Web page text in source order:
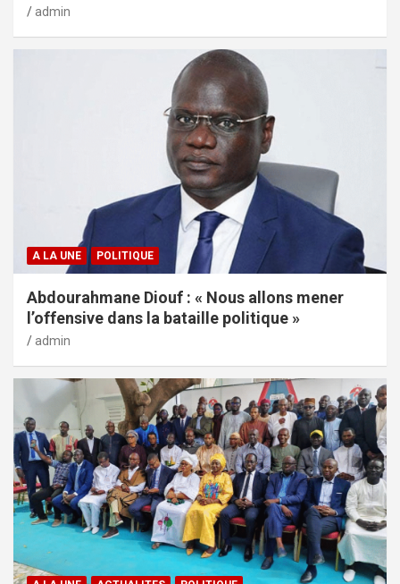
admin
A LA UNE POLITIQUE
Abdourahmane Diouf : « Nous allons mener
l’offensive dans la bataille politique »
admin